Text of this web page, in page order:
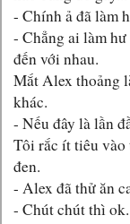
- Chính ả đã làm
- Chẳng ai làm
đến với nhau.
Mắt Alex thoảng
khác.
- Nếu đây là lần
Tôi rắc ít tiêu vào
đen.
- Alex đã thử ăn
- Chút chút thì ok.